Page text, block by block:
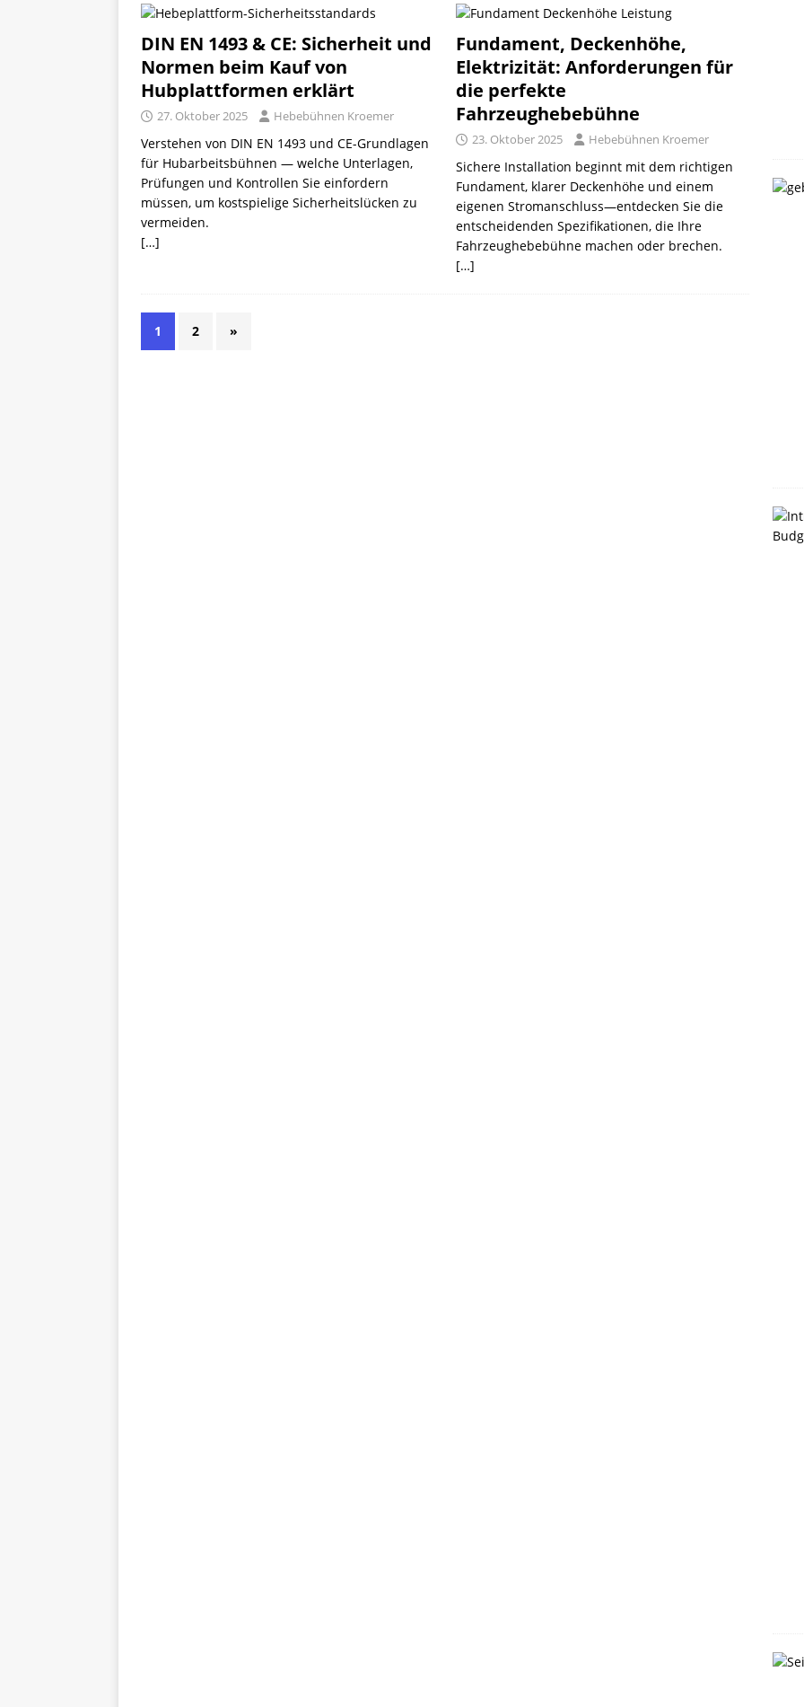
DIN EN 1493 & CE: Sicherheit und
Normen beim Kauf von
Hubplattformen erklärt
27. Oktober 2025 Hebebühnen Kroemer
Verstehen von DIN EN 1493 und CE-Grundlagen
für Hubarbeitsbühnen — welche Unterlagen,
Prüfungen und Kontrollen Sie einfordern
müssen, um kostspielige Sicherheitslücken zu
vermeiden.
[…]
Fundament, Deckenhöhe,
Elektrizität: Anforderungen für
die perfekte
Fahrzeughebebühne
23. Oktober 2025 Hebebühnen Kroemer
Sichere Installation beginnt mit dem richtigen
Fundament, klarer Deckenhöhe und einem
eigenen Stromanschluss—entdecken Sie die
entscheidenden Spezifikationen, die Ihre
Fahrzeughebebühne machen oder brechen.
[…]
1 2 »